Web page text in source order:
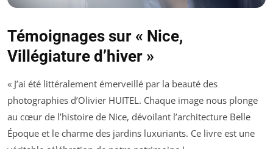
Témoignages sur « Nice,
Villégiature d’hiver »
« J’ai été littéralement émerveillé par la beauté des
photographies d’Olivier HUITEL. Chaque image nous plonge
au cœur de l’histoire de Nice, dévoilant l’architecture Belle
Époque et le charme des jardins luxuriants. Ce livre est une